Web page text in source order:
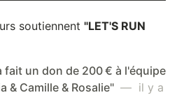
soutiennent "LET'S RUN
fait un don de 200 € à l'équipe
& Camille & Rosalie" — il y a